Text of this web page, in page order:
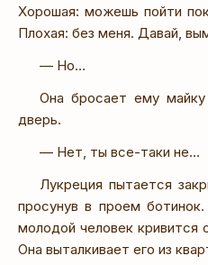
Хорошая: можешь пойти
Плохая: без меня. Давай,
— Но…
Она бросает ему майку
дверь.
— Нет, ты все-таки не…
Лукреция пытается
просунув в проем
молодой человек кривится
Она выталкивает его из